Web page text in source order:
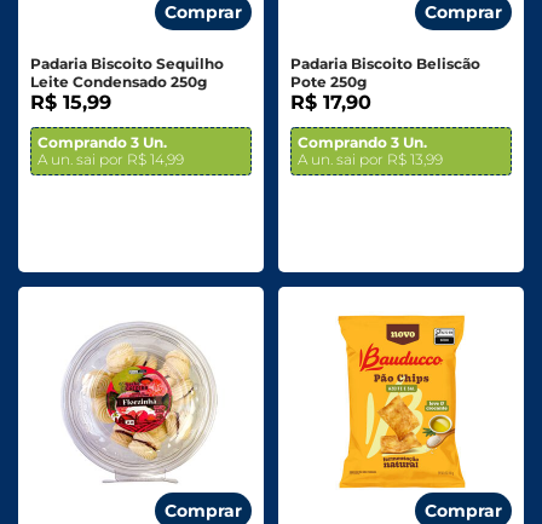
Comprar
Padaria Biscoito Sequilho
Leite Condensado 250g
R$ 15,99
Comprando 3 Un.
A un. sai por R$ 14,99
Comprar
Padaria Biscoito Beliscão
Pote 250g
R$ 17,90
Comprando 3 Un.
A un. sai por R$ 13,99
Comprar Comprar